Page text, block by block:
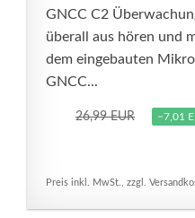
GNCC C2
überall aus hören und
dem eingebauten
GNCC...
26,99 EUR −7,01
Preis inkl. MwSt., zzgl.